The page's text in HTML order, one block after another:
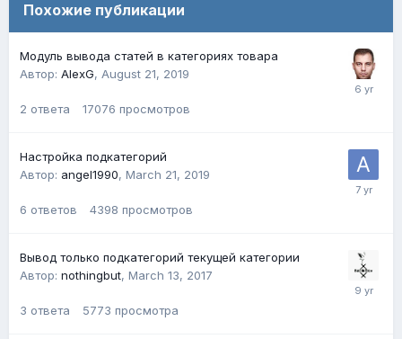
Похожие публикации
Модуль вывода статей в категориях товара
Автор: AlexG, August 21, 2019
2 ответа 17076 просмотров
Настройка подкатегорий
Автор: angel1990, March 21, 2019
6 ответов 4398 просмотров
Вывод только подкатегорий текущей категории
Автор: nothingbut, March 13, 2017
3 ответа 5773 просмотра